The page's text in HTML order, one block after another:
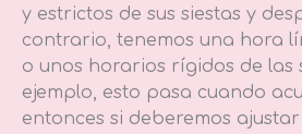
y estrictos de sus siestas y
contrario, tenemos una hora
o unos horarios rígidos de las
ejemplo, esto pasa cuando
entonces si deberemos